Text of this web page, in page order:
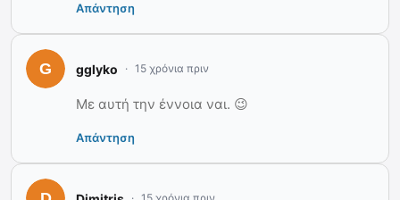
Απάντηση
gglyko 15 χρόνια πριν
Με αυτή την έννοια ναι. 😉
Απάντηση